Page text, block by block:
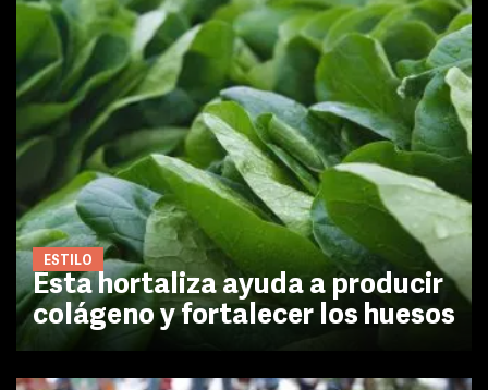
ESTILO
Esta hortaliza ayuda a producir
colágeno y fortalecer los huesos